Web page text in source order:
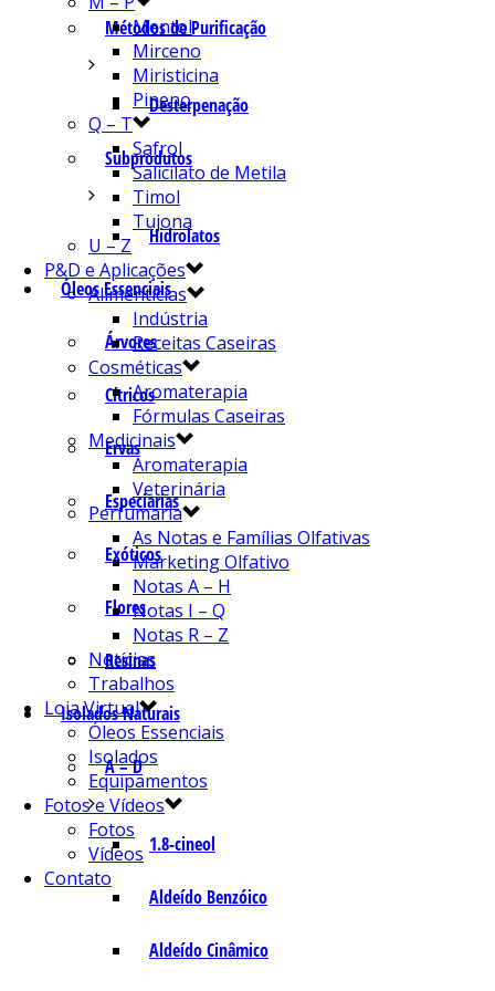
Métodos de Purificação
Desterpenação
Subprodutos
Hidrolatos
Óleos Essenciais
Árvores
Cítricos
Ervas
Especiarias
Exóticos
Flores
Resinas
Isolados Naturais
A – D
1.8-cineol
Aldeído Benzóico
Aldeído Cinâmico
Mentol
Mirceno
Miristicina
Pineno
Q – T
Safrol
Salicilato de Metila
Timol
Tujona
U – Z
P&D e Aplicações
Alimentícias
Indústria
Receitas Caseiras
Cosméticas
Aromaterapia
Fórmulas Caseiras
Medicinais
Aromaterapia
Veterinária
Perfumaria
As Notas e Famílias Olfativas
Marketing Olfativo
Notas A – H
Notas I – Q
Notas R – Z
Notícias
Trabalhos
Loja Virtual
Óleos Essenciais
Isolados
Equipamentos
Fotos e Vídeos
Fotos
Vídeos
Contato